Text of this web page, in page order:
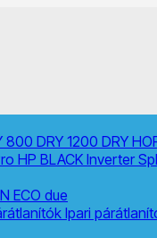
800 DRY 1200 DRY
HP BLACK Inverter
ECO due
Ipari